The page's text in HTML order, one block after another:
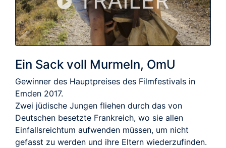
Ein Sack voll Murmeln, OmU
Gewinner des Hauptpreises des Filmfestivals in
Emden 2017.
Zwei jüdische Jungen fliehen durch das von
Deutschen besetzte Frankreich, wo sie allen
Einfallsreichtum aufwenden müssen, um nicht
gefasst zu werden und ihre Eltern wiederzufinden.